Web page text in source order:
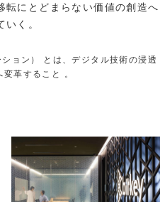
転にとどまらない価値の創造へ
く。
ョン） とは、デジタル技術の浸透
革すること 。